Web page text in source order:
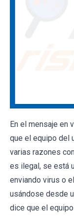
En el mensaje en
que el equipo del
varias razones
es ilegal, se está
enviando virus o
usándose desde
dice que el